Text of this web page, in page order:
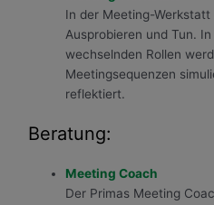
In der Meeting-
Ausprobieren und Tun.
wechselnden Rollen
Meetingsequenzen
reflektiert.
Beratung:
Meeting Coach
Der Primas Meeting